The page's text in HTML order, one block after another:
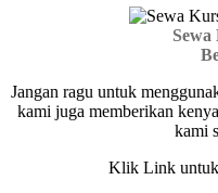
Jangan ragu untuk
kami juga memberikan
kami
Klik Link untuk